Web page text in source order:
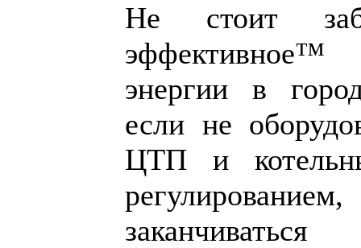
Не стоит
энергии в
если не
ЦТП и